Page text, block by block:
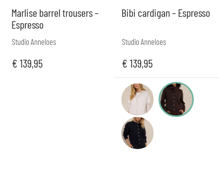
Marlise barrel trousers –
Espresso
Studio Anneloes
€ 139,95
Bibi cardigan – Espresso
Studio Anneloes
€ 139,95